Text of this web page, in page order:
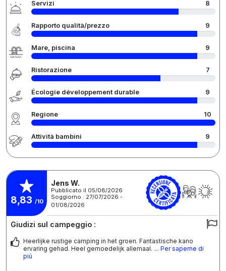
Servizi 8
Rapporto qualità/prezzo 9
Mare, piscina 9
Ristorazione 7
Écologie développement durable 9
Regione 10
Attività bambini 9
8,83 /10
Jens W.
Pubblicato il 05/08/2026
Soggiorno : 27/07/2026 -
01/08/2026
Giudizi sul campeggio :
Heerlijke rustige camping in het groen. Fantastische kano
ervaring gehad. Heel gemoedelijk allemaal. ... Per saperne di
più